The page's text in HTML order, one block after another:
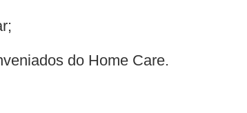
do Home Care.